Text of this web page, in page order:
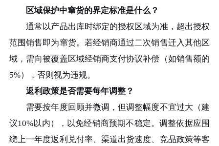
区域保护中窜货的界定标准是什么？
通常以产品出库时绑定的授权区域为准，超出授权
范围销售即为窜货。若经销商通过二次销售迁入其他区
域，需向被覆盖区域经销商支付协议补偿（如销售额的
5%），否则视为违规。
返利政策是否需要每年调整？
需要按年度回顾并微调，但调整幅度不宜过大（建
议10%以内），以免经销商预期不稳定。调整依据应围
绕上一年度返利兑付率、渠道出货速度、竞品政策等客